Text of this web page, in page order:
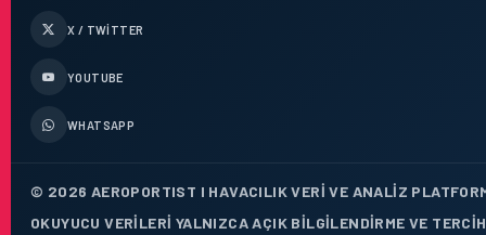
X / TWITTER
YOUTUBE
WHATSAPP
© 2026 AEROPORTIST I HAVACILIK VERI VE ANALIZ
OKUYUCU VERILERI YALNIZCA AÇIK BILGILENDIRME VE